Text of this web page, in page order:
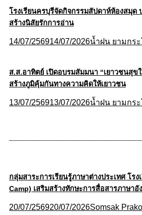
โรงเรียนครบุรีจัดกิจกรรมสัปดาห์ห้องสมุด
สร้างนิสัยรักการอ่าน
14/07/256914/07/2026น้ำฝน ยามกร
ส.ส.อาทิตย์ เปิดอบรมสัมมนา “เยาวชนสุข
สร้างภูมิคุ้มกันทางความคิดให้เยาวชน
13/07/256913/07/2026น้ำฝน ยามกร
กลุ่มสาระการเรียนรู้ภาษาต่างประเทศ โ
Camp) เสริมสร้างทักษะการสื่อสารภาษา
20/07/256920/07/2026Somsak